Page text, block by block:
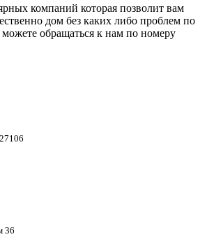
компаний которая позволит вам
дом без каких либо проблем по
обращаться к нам по номеру
36